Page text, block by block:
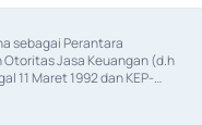
sebagai Perantara
Jasa Keuangan (d.h
11 Maret 1992 dan KEP-
sebagai Penjamin Emisi
Keuangan Nomor KEP-